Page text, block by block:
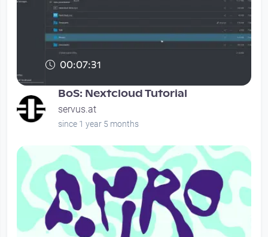
00:07:31
BoS: Nextcloud Tutorial
servus.at
since 1 year 5 months